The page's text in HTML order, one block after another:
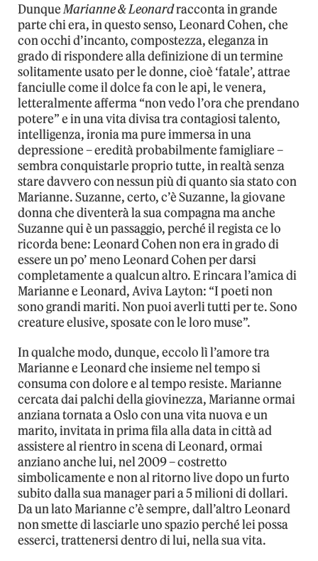
DunqueMarianne & Leonardracconta in grande
parte chi era, in questo senso, Leonard Cohen, che
con occhi d’incanto, compostezza, eleganza in
grado di rispondere alla definizione di un termine
solitamente usato per le donne, cioè ‘fatale’, attrae
fanciulle come il dolce fa con le api, le venera,
letteralmente afferma “non vedo l’ora che prendano
potere” e in una vita divisa tra contagiosi talento,
intelligenza, ironia ma pure immersa in una
depressione – eredità probabilmente famigliare –
sembra conquistarle proprio tutte, in realtà senza
stare davvero con nessun più di quanto sia stato con
Marianne. Suzanne, certo, c’è Suzanne, la giovane
donna che diventerà la sua compagna ma anche
Suzanne qui è un passaggio, perché il regista ce lo
ricorda bene: Leonard Cohen non era in grado di
essere un po’ meno Leonard Cohen per darsi
completamente a qualcun altro. E rincara l’amica di
Marianne e Leonard, Aviva Layton: “I poeti non
sono grandi mariti. Non puoi averli tutti per te. Sono
creature elusive, sposate con le loro muse”.
In qualche modo, dunque, eccolo lì l’amore tra
Marianne e Leonard che insieme nel tempo si
consuma con dolore e al tempo resiste. Marianne
cercata dai palchi della giovinezza, Marianne ormai
anziana tornata a Oslo con una vita nuova e un
marito, invitata in prima fila alla data in città ad
assistere al rientro in scena di Leonard, ormai
anziano anche lui, nel 2009 – costretto
simbolicamente e non al ritorno live dopo un furto
subito dalla sua manager pari a 5 milioni di dollari.
Da un lato Marianne c’è sempre, dall’altro Leonard
non smette di lasciarle uno spazio perché lei possa
esserci, trattenersi dentro di lui, nella sua vita.